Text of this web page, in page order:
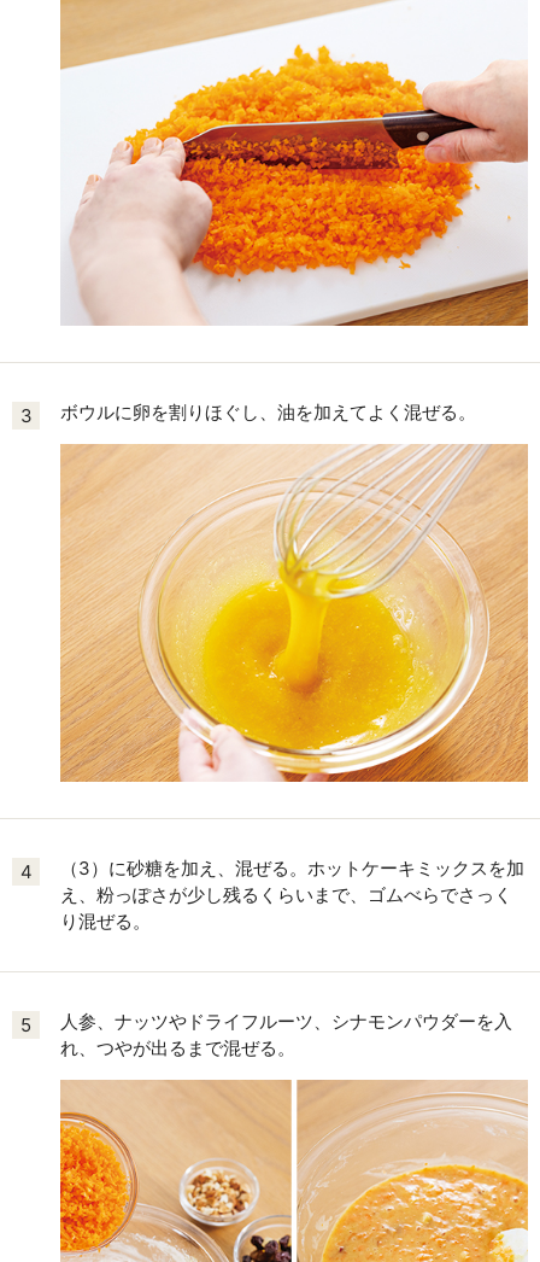
3 ボウルに卵を割りほぐし、油を加えてよく混ぜる。
4
（3）に砂糖を加え、混ぜる。ホットケーキミックスを加
え、粉っぽさが少し残るくらいまで、ゴムべらでさっく
り混ぜる。
5
人参、ナッツやドライフルーツ、シナモンパウダーを入
れ、つやが出るまで混ぜる。